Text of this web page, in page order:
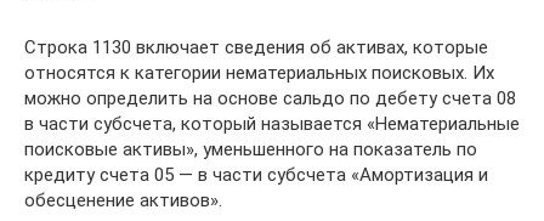
Строка 1130 включает сведения об активах, которые
относятся к категории нематериальных поисковых. Их
можно определить на основе сальдо по дебету счета 08
в части субсчета, который называется «Нематериальные
поисковые активы», уменьшенного на показатель по
кредиту счета 05 — в части субсчета «Амортизация и
обесценение активов».